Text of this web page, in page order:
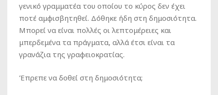
γενικό γραμματέα του οποίου το κύρος δεν έχει
ποτέ αμφισβητηθεί. Δόθηκε ήδη στη δημοσιότητα.
Μπορεί να είναι πολλές οι λεπτομέρειες και
μπερδεμένα τα πράγματα, αλλά έτσι είναι τα
γρανάζια της γραφειοκρατίας.
Έπρεπε να δοθεί στη δημοσιότητα;